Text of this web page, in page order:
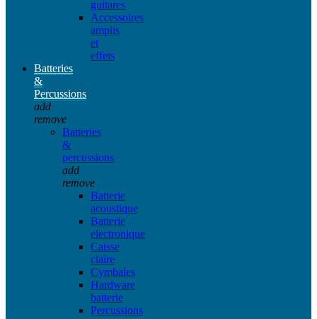
guitares
Accessoires
amplis
et
effets
Batteries
&
Percussions
add
remove
Batteries
&
percussions
add
remove
Batterie
acoustique
Batterie
electronique
Caisse
claire
Cymbales
Hardware
batterie
Percussions